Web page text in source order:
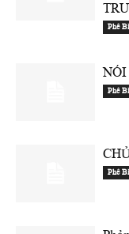
Phê
NÓI
Phê
Phê